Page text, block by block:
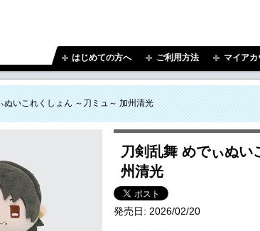
はじめての方へ ご利用方法 マイアカ
ぬいこれくしょん ～刀ミュ～ 加州清光
刀剣乱舞 めでぃぬい
州清光
発売日: 2026/02/20